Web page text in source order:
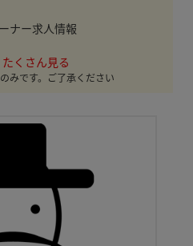
ナー求人情報
くさん見る
みです。ご了承ください